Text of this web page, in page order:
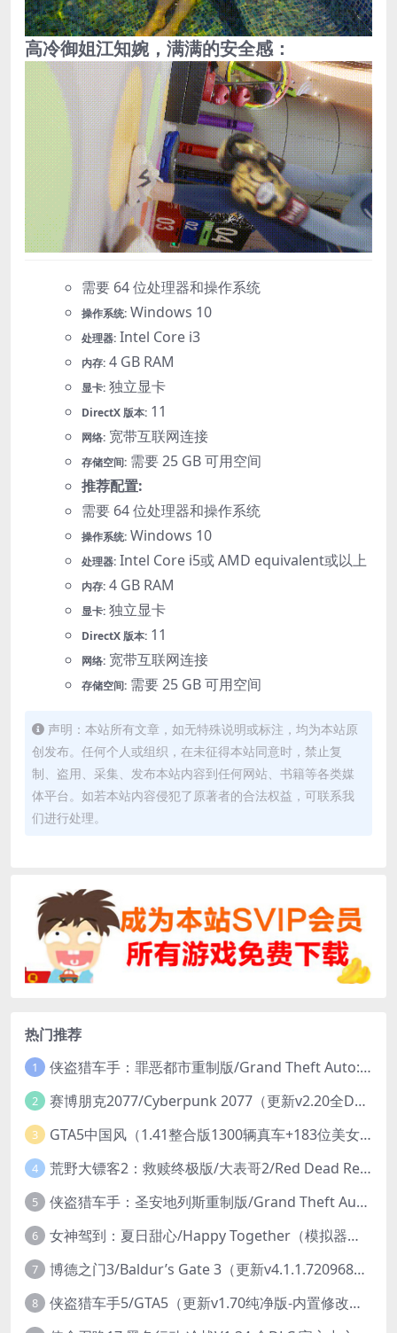
高冷御姐江知婉，满满的安全感：
需要 64 位处理器和操作系统
操作系统: Windows 10
处理器: Intel Core i3
内存: 4 GB RAM
显卡: 独立显卡
DirectX 版本: 11
网络: 宽带互联网连接
存储空间: 需要 25 GB 可用空间
推荐配置:
需要 64 位处理器和操作系统
操作系统: Windows 10
处理器: Intel Core i5或 AMD equivalent或以上
内存: 4 GB RAM
显卡: 独立显卡
DirectX 版本: 11
网络: 宽带互联网连接
存储空间: 需要 25 GB 可用空间
声明：本站所有文章，如无特殊说明或标注，均为本站原
创发布。任何个人或组织，在未征得本站同意时，禁止复
制、盗用、采集、发布本站内容到任何网站、书籍等各类媒
体平台。如若本站内容侵犯了原著者的合法权益，可联系我
们进行处理。
热门推荐
1 侠盗猎车手：罪恶都市重制版/Grand Theft Auto: Vice City – The Definitive Edition
2 赛博朋克2077/Cyberpunk 2077（更新v2.20全DLC）
3 GTA5中国风（1.41整合版1300辆真车+183位美女与英雄+200%存档）
4 荒野大镖客2：救赎终极版/大表哥2/Red Dead Redemption 2: Ultimate Edition（更新v1491.50终极版）
5 侠盗猎车手：圣安地列斯重制版/Grand Theft Auto: San Andreas – The Definitive Edition（更新v1.113.49697469）
6 女神驾到：夏日甜心/Happy Together（模拟器版-升级豪华终极珍藏版+全DLC）
7 博德之门3/Baldur’s Gate 3（更新v4.1.1.7209685）
8 侠盗猎车手5/GTA5（更新v1.70纯净版-内置修改器+通关存档）